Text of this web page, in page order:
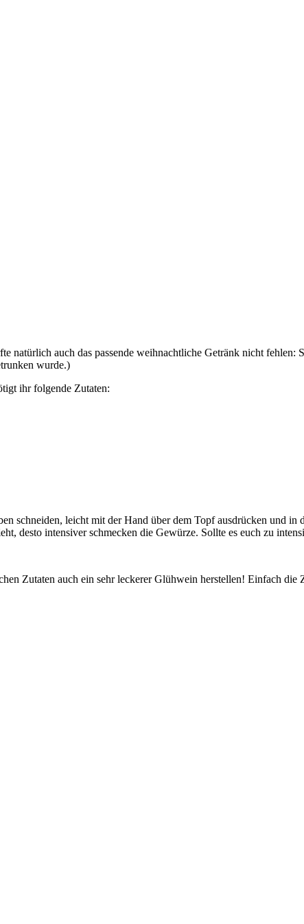
natürlich auch das passende weihnachtliche Getränk nicht
wurde.)
ihr folgende Zutaten:
schneiden, leicht mit der Hand über dem Topf ausdrücken und in
desto intensiver schmecken die Gewürze. Sollte es euch zu
Zutaten auch ein sehr leckerer Glühwein herstellen! Einfach